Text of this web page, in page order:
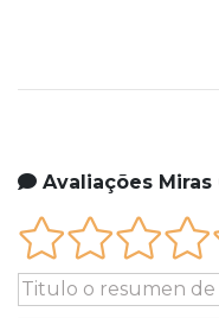
Avaliações